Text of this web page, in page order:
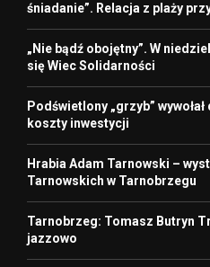
śniadanie”. Relacja z plaży
„Nie bądź obojętny”. W
się Wiec Solidarności
Podświetlony „grzyb”
koszty inwestycji
Hrabia Adam Tarnowski –
Tarnowskich w Tarnobrzegu
Tarnobrzeg: Tomasz Butryn
jazzowo